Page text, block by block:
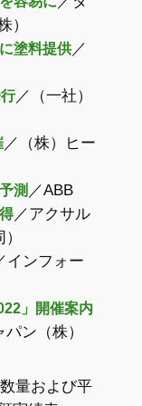
）
塗料提供／
／（一社）
／（株）ヒー
測 ／ABB
／アクサル
インフォー
」開催案内
ン（株）
量および平